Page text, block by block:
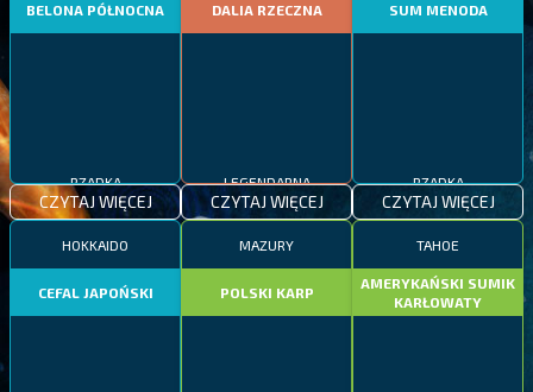
BELONA PÓŁNOCNA
RZADKA
CZYTAJ WIĘCEJ
DALIA RZECZNA
LEGENDARNA
CZYTAJ WIĘCEJ
SUM MENODA
RZADKA
CZYTAJ WIĘCEJ
HOKKAIDO
CEFAL JAPOŃSKI
MAZURY
POLSKI KARP
TAHOE
AMERYKAŃSKI SUMIK
KARŁOWATY